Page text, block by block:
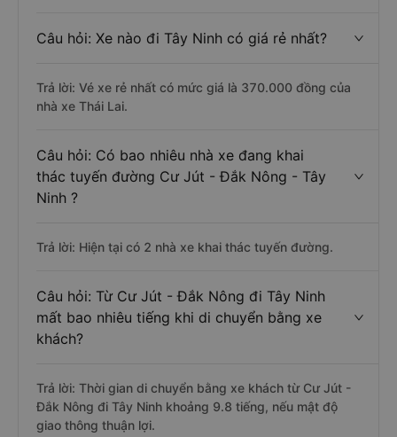
Câu hỏi: Xe nào đi Tây Ninh có giá rẻ nhất?
Trả lời: Vé xe rẻ nhất có mức giá là 370.000 đồng của
nhà xe Thái Lai.
Câu hỏi: Có bao nhiêu nhà xe đang khai
thác tuyến đường Cư Jút - Đắk Nông - Tây
Ninh ?
Trả lời: Hiện tại có 2 nhà xe khai thác tuyến đường.
Câu hỏi: Từ Cư Jút - Đắk Nông đi Tây Ninh
mất bao nhiêu tiếng khi di chuyển bằng xe
khách?
Trả lời: Thời gian di chuyển bằng xe khách từ Cư Jút -
Đắk Nông đi Tây Ninh khoảng 9.8 tiếng, nếu mật độ
giao thông thuận lợi.